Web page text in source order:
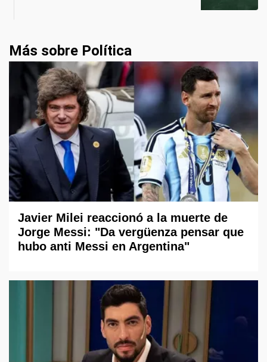
Más sobre Política
Javier Milei reaccionó a la muerte de
Jorge Messi: "Da vergüenza pensar que
hubo anti Messi en Argentina"